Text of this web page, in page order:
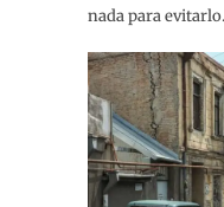
nada para evitarlo.